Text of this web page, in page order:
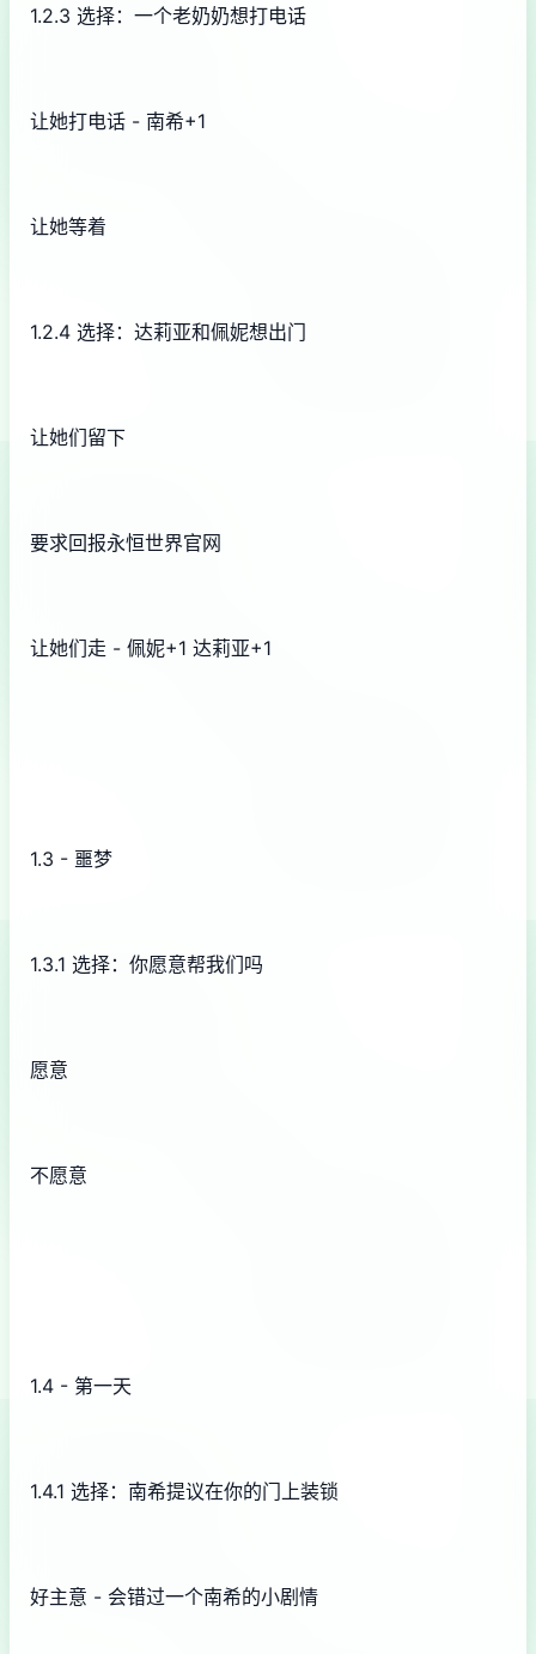
1.2.3 选择：一个老奶奶想打电话
让她打电话 - 南希+1
让她等着
1.2.4 选择：达莉亚和佩妮想出门
让她们留下
要求回报永恒世界官网
让她们走 - 佩妮+1 达莉亚+1
1.3 - 噩梦
1.3.1 选择：你愿意帮我们吗
愿意
不愿意
1.4 - 第一天
1.4.1 选择：南希提议在你的门上装锁
好主意 - 会错过一个南希的小剧情